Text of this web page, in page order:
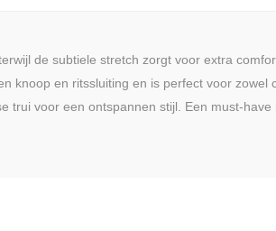
de subtiele stretch zorgt voor extra
knoop en ritssluiting en is perfect voor zowel
trui voor een ontspannen stijl. Een must-have